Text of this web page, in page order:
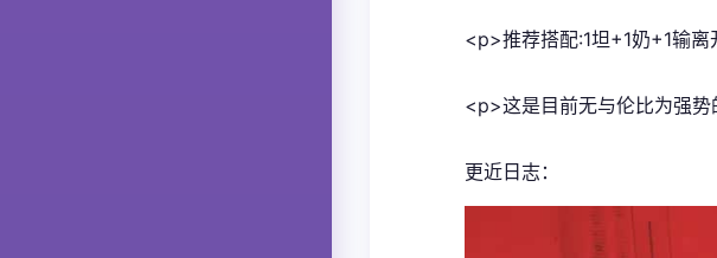
<p>推荐搭配:1坦+1奶+1输
<p>这是目前无与伦比为强
更近日志：